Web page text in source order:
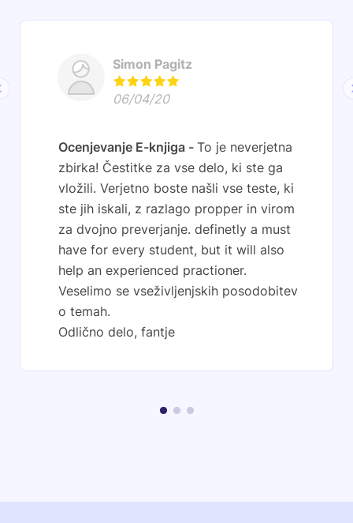
Simon Pagitz
06/04/20
Ocenjevanje E-knjiga
To je neverjetna
zbirka! Čestitke za vse delo, ki ste ga
vložili. Verjetno boste našli vse teste, ki
ste jih iskali, z razlago propper in virom
za dvojno preverjanje. definetly a must
have for every student, but it will also
help an experienced practioner.
Veselimo se vseživljenjskih posodobitev
o temah.
Odlično delo, fantje